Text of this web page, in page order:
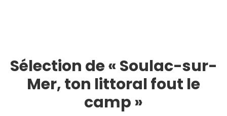
Sélection de « Soulac-sur-
Mer, ton littoral fout le
camp »